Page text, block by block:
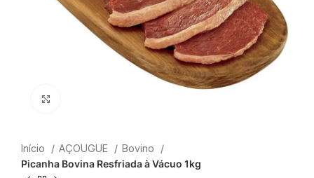
Início AÇOUGUE
Bovino
Picanha Bovina Resfriada à Vácuo 1kg